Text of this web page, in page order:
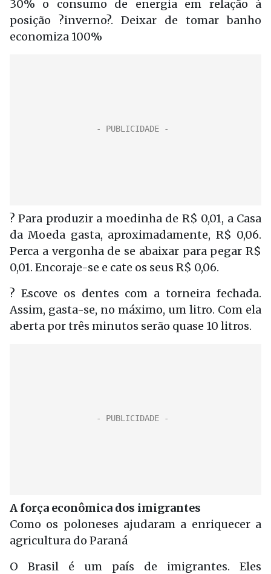
30% o consumo de energia em relação à
posição ?inverno?. Deixar de tomar banho
economiza 100%
? Para produzir a moedinha de R$ 0,01, a Casa
da Moeda gasta, aproximadamente, R$ 0,06.
Perca a vergonha de se abaixar para pegar R$
0,01. Encoraje-se e cate os seus R$ 0,06.
? Escove os dentes com a torneira fechada.
Assim, gasta-se, no máximo, um litro. Com ela
aberta por três minutos serão quase 10 litros.
A força econômica dos imigrantes
Como os poloneses ajudaram a enriquecer a
agricultura do Paraná
O Brasil é um país de imigrantes. Eles